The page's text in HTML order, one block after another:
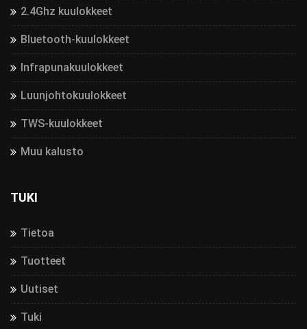
2.4Ghz kuulokkeet
Bluetooth-kuulokkeet
Infrapunakuulokkeet
Luunjohtokuulokkeet
TWS-kuulokkeet
Muu kalusto
TUKI
Tietoa
Tuotteet
Uutiset
Tuki